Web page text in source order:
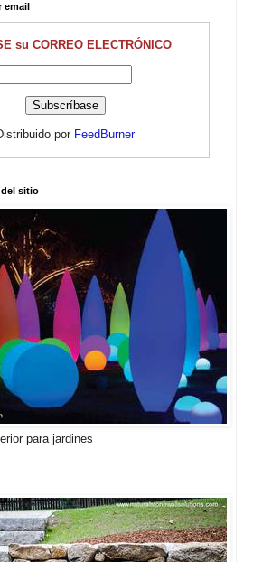
email
su CORREO ELECTRÓNICO
por FeedBurner
del sitio
para jardines